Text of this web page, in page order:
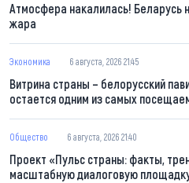
Атмосфера накалилась! Беларусь
жара
Экономика 6 августа, 2026 21:45
Витрина страны – белорусский
остается одним из самых
Общество 6 августа, 2026 21:40
Проект «Пульс страны: факты,
масштабную диалоговую